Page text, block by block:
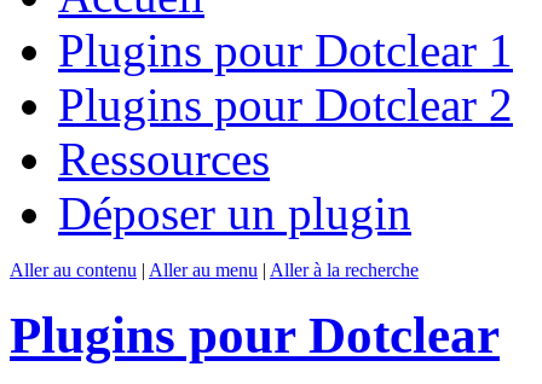
Plugins pour Dotclear 1
Plugins pour Dotclear 2
Ressources
Déposer un plugin
Aller au contenu | Aller au menu | Aller à la recherche
Plugins pour Dotclear